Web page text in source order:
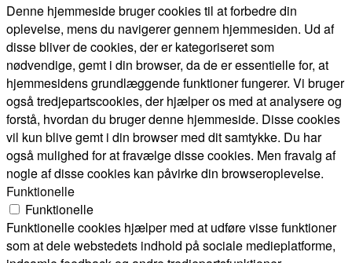
Denne hjemmeside bruger cookies til at forbedre din
oplevelse, mens du navigerer gennem hjemmesiden. Ud af
disse bliver de cookies, der er kategoriseret som
nødvendige, gemt i din browser, da de er essentielle for, at
hjemmesidens grundlæggende funktioner fungerer. Vi bruger
også tredjepartscookies, der hjælper os med at analysere og
forstå, hvordan du bruger denne hjemmeside. Disse cookies
vil kun blive gemt i din browser med dit samtykke. Du har
også mulighed for at fravælge disse cookies. Men fravalg af
nogle af disse cookies kan påvirke din browseroplevelse.
Funktionelle
Funktionelle
Funktionelle cookies hjælper med at udføre visse funktioner
som at dele webstedets indhold på sociale medieplatforme,